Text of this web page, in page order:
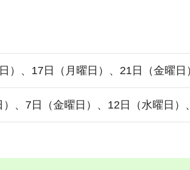
）、17日（月曜日）、21日（金曜日
、7日（金曜日）、12日（水曜日）